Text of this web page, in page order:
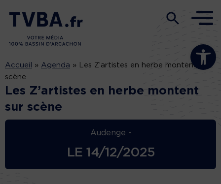
Ouvrir la
Accueil » Agenda »
Les Z’artistes en herbe montent sur
scène
Les Z’artistes en herbe montent
sur scène
Audenge -
LE 14/12/2025